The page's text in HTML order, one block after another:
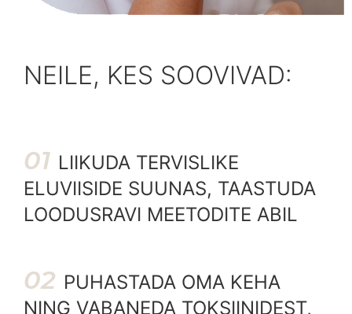
NEILE, KES SOOVIVAD:
01 LIIKUDA TERVISLIKE
ELUVIISIDE SUUNAS, TAASTUDA
LOODUSRAVI MEETODITE ABIL
02 PUHASTADA OMA KEHA
NING VABANEDA TOKSIINIDEST,